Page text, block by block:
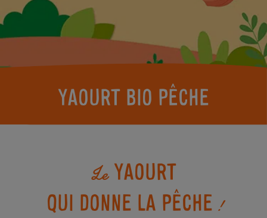
SKYRS
ENFANTS
ACTUS
LA BIO
?
LES
GESTES
DERRIÈRE
YAOURT BIO PÊCHE
LeYAOURT
QUI DONNE LA PÊCHE !